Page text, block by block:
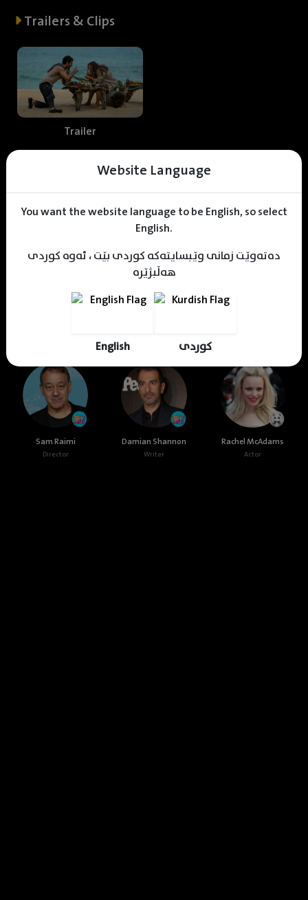
Website Language
You want the website language to be English, so select
English.
دەتەوێت زمانی وێبسایتەکە کوردی بێت ، ئەوە کوردی
هەڵبژێرە
English کوردی
Trailers & Clips
Trailer
KDV Designer
Designer
Cast & Crew
Sam Raimi
Director
Damian Shannon
Writer
Rachel McAdams
Actor